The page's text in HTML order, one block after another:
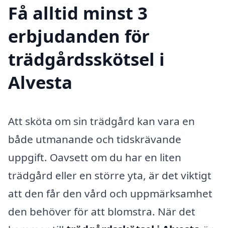
Få alltid minst 3
erbjudanden för
trädgårdsskötsel i
Alvesta
Att sköta om sin trädgård kan vara en
både utmanande och tidskrävande
uppgift. Oavsett om du har en liten
trädgård eller en större yta, är det viktigt
att den får den vård och uppmärksamhet
den behöver för att blomstra. När det